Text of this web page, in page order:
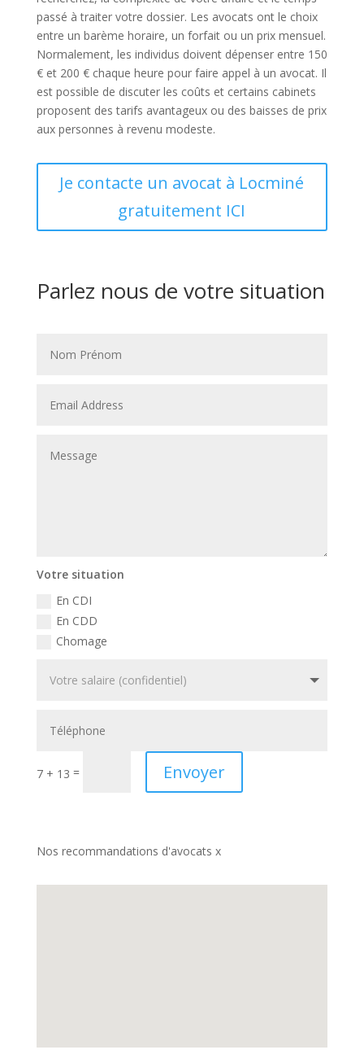
passé à traiter votre dossier. Les avocats ont le choix
entre un barème horaire, un forfait ou un prix mensuel.
Normalement, les individus doivent dépenser entre 150
€ et 200 € chaque heure pour faire appel à un avocat. Il
est possible de discuter les coûts et certains cabinets
proposent des tarifs avantageux ou des baisses de prix
aux personnes à revenu modeste.
Je contacte un avocat à Locminé
gratuitement ICI
Parlez nous de votre situation
Votre situation
En CDI
En CDD
Chomage
7 + 13 = Envoyer
Nos recommandations d'avocats x